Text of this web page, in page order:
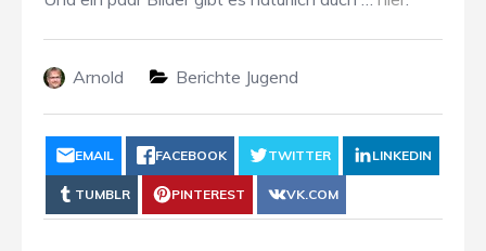
Arnold Berichte Jugend
EMAIL FACEBOOK TWITTER LINKEDIN
TUMBLR PINTEREST VK.COM